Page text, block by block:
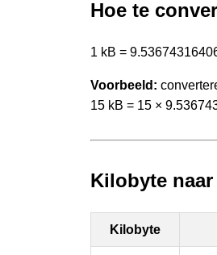
Hoe te
1 kB =
Voorbeeld:
15 kB = 15 ×
Kilobyte
Kilobyte